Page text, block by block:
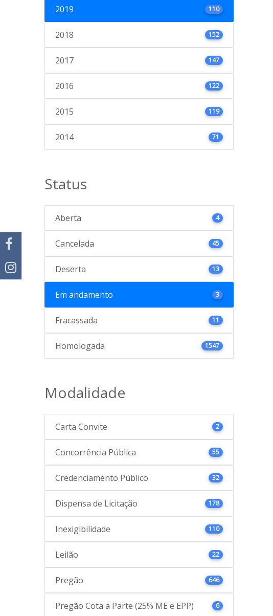
2019 110
2018 152
2017 147
2016 122
2015 119
2014 71
Status
Aberta 4
Cancelada 45
Deserta 13
Em andamento 3
Fracassada 11
Homologada 1547
Modalidade
Carta Convite 2
Concorrência Pública 55
Credenciamento Público 32
Dispensa de Licitação 178
Inexigibilidade 110
Leilão 22
Pregão 646
Pregão Cota a Parte (25% ME e EPP) 6